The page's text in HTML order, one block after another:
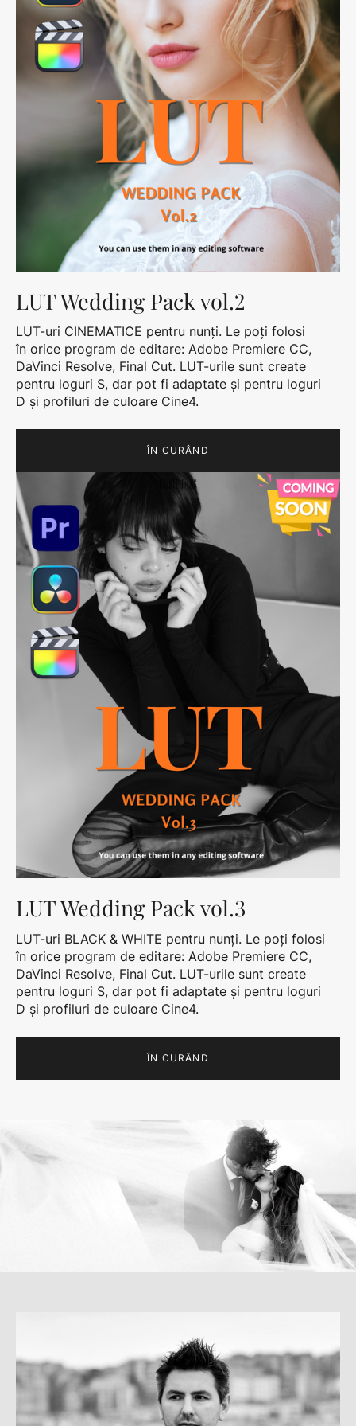
LUT Wedding Pack vol.2
LUT-uri CINEMATICE pentru nunți. Le poți folosi
în orice program de editare: Adobe Premiere CC,
DaVinci Resolve, Final Cut. LUT-urile sunt create
pentru loguri S, dar pot fi adaptate și pentru loguri
D și profiluri de culoare Cine4.
ÎN CURÂND
LUT Wedding Pack vol.3
LUT-uri BLACK & WHITE pentru nunți. Le poți folosi
în orice program de editare: Adobe Premiere CC,
DaVinci Resolve, Final Cut. LUT-urile sunt create
pentru loguri S, dar pot fi adaptate și pentru loguri
D și profiluri de culoare Cine4.
ÎN CURÂND